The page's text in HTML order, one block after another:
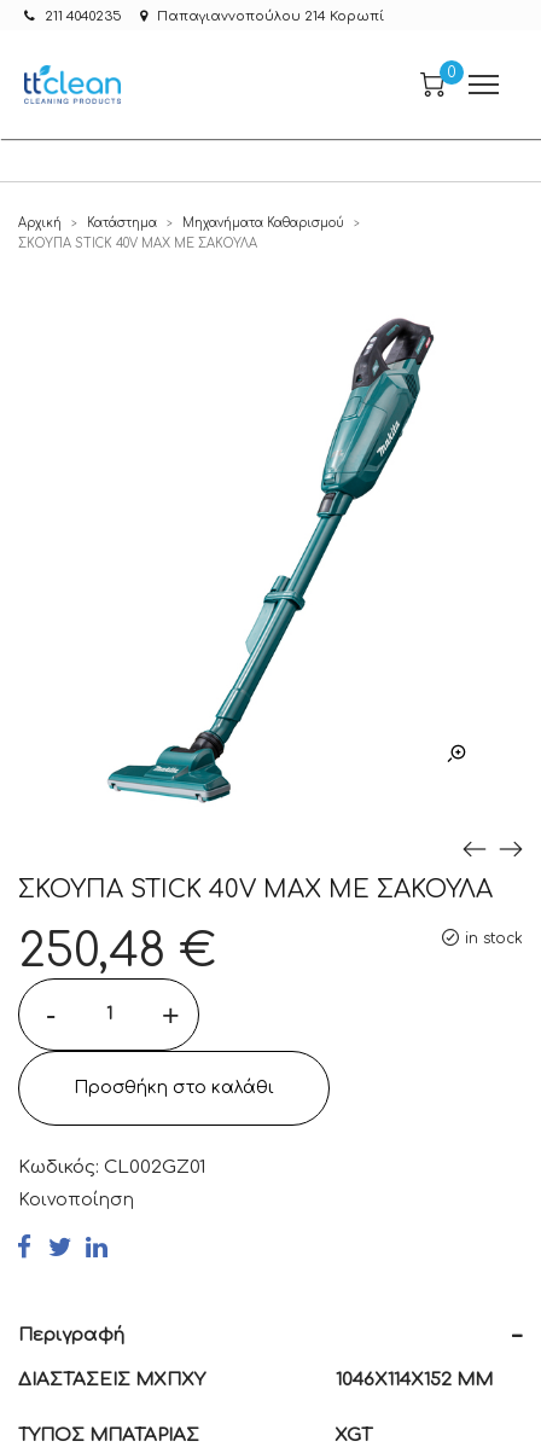
211 4040235 Παπαγιαννοπούλου 214 Κορωπί
0
Αρχική > Κατάστημα > Μηχανήματα Καθαρισμού >
ΣΚΟΥΠΑ STICK 40V MAX ΜΕ ΣΑΚΟΥΛΑ
ΣΚΟΥΠΑ STICK 40V MAX ΜΕ ΣΑΚΟΥΛΑ
in stock
250,48 €
- +
Προσθήκη στο καλάθι
Κωδικός: CL002GZ01
Κοινοποίηση
Περιγραφή
ΔΙΑΣΤΑΣΕΙΣ ΜXΠXΥ 1046X114X152 MM
ΤΥΠΟΣ ΜΠΑΤΑΡΙΑΣ XGT